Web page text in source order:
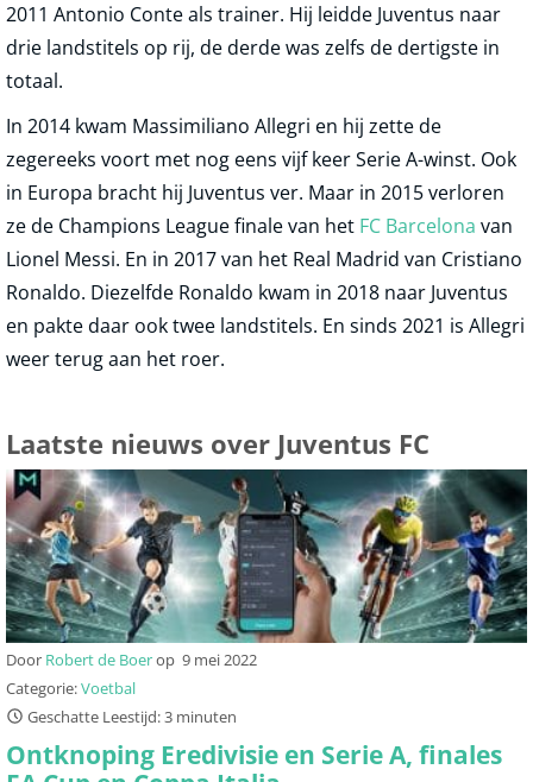
2011 Antonio Conte als trainer. Hij leidde Juventus naar
drie landstitels op rij, de derde was zelfs de dertigste in
totaal.
In 2014 kwam Massimiliano Allegri en hij zette de
zegereeks voort met nog eens vijf keer Serie A-winst. Ook
in Europa bracht hij Juventus ver. Maar in 2015 verloren
ze de Champions League finale van het FC Barcelona van
Lionel Messi. En in 2017 van het Real Madrid van Cristiano
Ronaldo. Diezelfde Ronaldo kwam in 2018 naar Juventus
en pakte daar ook twee landstitels. En sinds 2021 is Allegri
weer terug aan het roer.
Laatste nieuws over Juventus FC
Door Robert de Boerop 9 mei 2022
Categorie:Voetbal
Geschatte Leestijd: 3 minuten
Ontknoping Eredivisie en Serie A, finales